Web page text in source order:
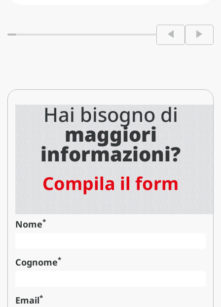
Hai bisogno di
maggiori
informazioni?
Compila il form
Nome*
Cognome*
Email*